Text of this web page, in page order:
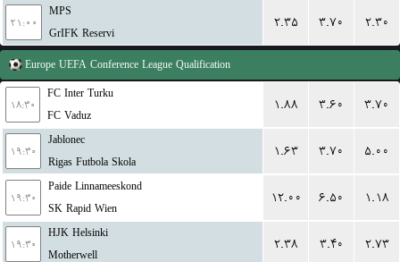
۲۱:۰۰
MPS
GrIFK Reservi
۲.۳۵ ۳.۷۰ ۲.۳۰
Europe UEFA Conference League Qualification
۱۸:۳۰
FC Inter Turku
FC Vaduz
۱.۸۸ ۳.۶۰ ۳.۷۰
۱۹:۳۰
Jablonec
Rigas Futbola Skola
۱.۶۳ ۳.۷۰ ۵.۰۰
۱۹:۳۰
Paide Linnameeskond
SK Rapid Wien
۱۲.۰۰ ۶.۵۰ ۱.۱۸
۱۹:۳۰
HJK Helsinki
Motherwell
۲.۳۸ ۳.۴۰ ۲.۷۳